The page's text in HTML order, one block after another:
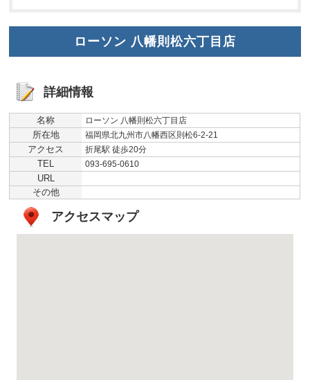
ローソン 八幡則松六丁目店
詳細情報
名称 ローソン 八幡則松六丁目店
所在地 福岡県北九州市八幡西区則松6-2-21
アクセス 折尾駅 徒歩20分
TEL 093-695-0610
URL
その他
アクセスマップ